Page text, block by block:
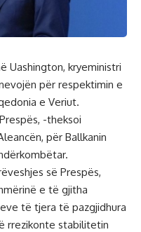
Uashington, kryeministri
për respektimin e
e Veriut.
-theksoi
për Ballkanin
së Prespës,
e të gjitha
të tjera të pazgjidhura
rrezikonte stabilitetin